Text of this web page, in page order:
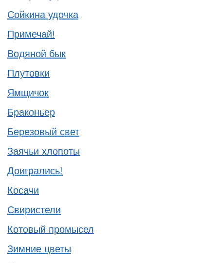
Сойкина удочка
Примечай!
Водяной бык
Плутовки
Ямщичок
Браконьер
Березовый свет
Заячьи хлопоты
Доигрались!
Косачи
Свиристели
Котовый промысел
Зимние цветы